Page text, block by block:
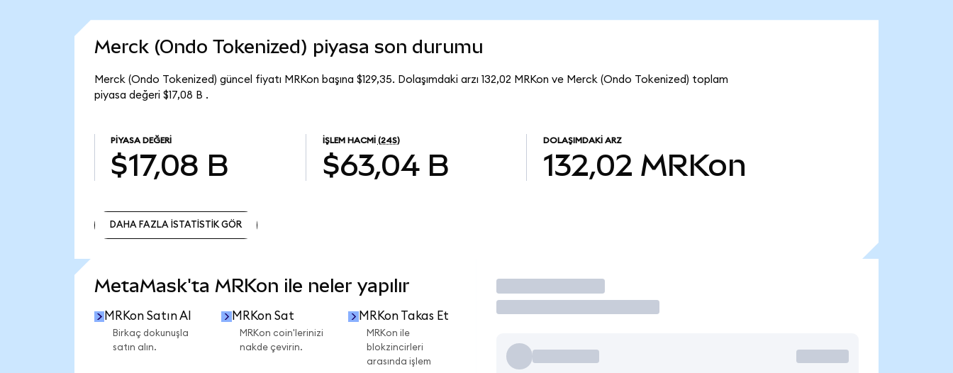
Merck (Ondo Tokenized) piyasa son durumu
Merck (Ondo Tokenized) güncel fiyatı MRKon başına $129,35. Dolaşımdaki arzı 132,02 MRKon ve Merck (Ondo Tokenized) toplam
piyasa değeri $17,08 B .
PIYASA DEĞERI
$17,08 B
İŞLEM HACMI (24S)
$63,04 B
DOLAŞIMDAKI ARZ
132,02 MRKon
DAHA FAZLA İSTATİSTİK GÖR
MetaMask'ta MRKon ile neler yapılır
MRKon Satın Al
Birkaç dokunuşla
satın alın.
MRKon Sat
MRKon coin'lerinizi
nakde çevirin.
MRKon Takas Et
MRKon ile
blokzincirleri
arasında işlem
İşlem Yap